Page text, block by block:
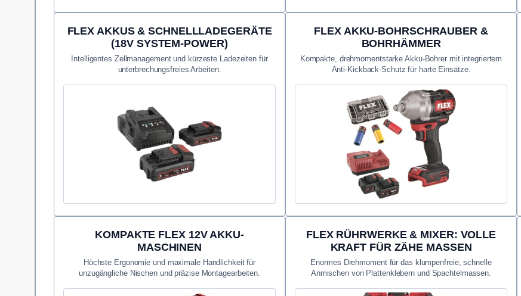
FLEX AKKUS & SCHNELLLADEGERÄTE
(18V SYSTEM-POWER)
Intelligentes Zellmanagement und kürzeste Ladezeiten für
unterbrechungsfreies Arbeiten.
FLEX AKKU-BOHRSCHRAUBER &
BOHRHÄMMER
Kompakte, drehmomentstarke Akku-Bohrer mit integriertem
Anti-Kickback-Schutz für harte Einsätze.
KOMPAKTE FLEX 12V AKKU-
MASCHINEN
Höchste Ergonomie und maximale Handlichkeit für
unzugängliche Nischen und präzise Montagearbeiten.
FLEX RÜHRWERKE & MIXER: VOLLE
KRAFT FÜR ZÄHE MASSEN
Enormes Drehmoment für das klumpenfreie, schnelle
Anmischen von Plattenklebern und Spachtelmassen.